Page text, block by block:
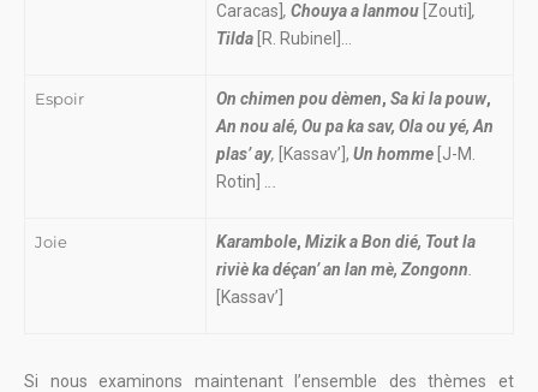
Caracas] , Chouya a lanmou [Zouti] ,
Tilda [R. Rubinel]…
Espoir On chimen pou dèmen, Sa ki la pouw,
An nou alé, Ou pa ka sav, Ola ou yé, An
plas’ ay, [Kassav’], Un homme [J-M.
Rotin] .
Joie Karambole, Mizik a Bon dié, Tout la
riviè ka déçan’ an lan mè, Zongonn
[Kassav’]
Si nous examinons maintenant l’ensemble des thèmes et